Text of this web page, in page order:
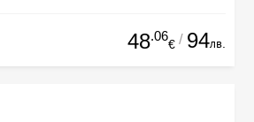
48.06
€ / 94лв.